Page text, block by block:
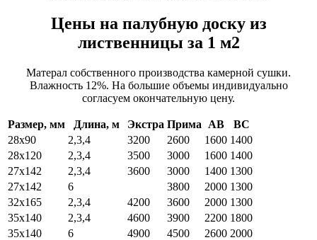
Цены на палубную доску из
лиственницы за 1 м2
Матерал собственного производства камерной сушки.
Влажность 12%. На большие объемы индивидуально
согласуем окончательную цену.
Размер, мм Длина, м Экстра Прима АВ
ВС
28х90
2,3,4 3200 2600 1600 1400
28х120
2,3,4 3500 3000 1600 1400
27х142
2,3,4 3600 3000 1400 1300
27х142
6 3800 2000 1300
32х165
2,3,4 4200 3600 2000 1300
35х140
2,3,4 4600 3900 2200 1800
35х140
6 4900 4500 2600 2000